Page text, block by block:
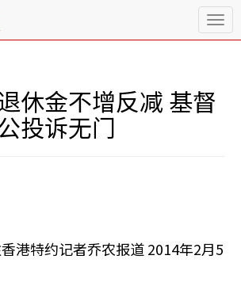
T
o
e
o
n
休金不增反减 基督
投诉无门
港特约记者乔农报道 2014年2月5